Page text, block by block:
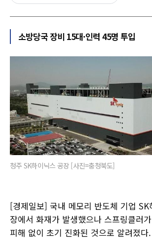
소방당국 장비 15대·인력 45명 투입
청주 SK하이닉스 공장 [사진=충청북도]
[경제일보] 국내 메모리 반도체 기업 SK
장에서 화재가 발생했으나 스프링클러
피해 없이 초기 진화된 것으로 알려졌다.